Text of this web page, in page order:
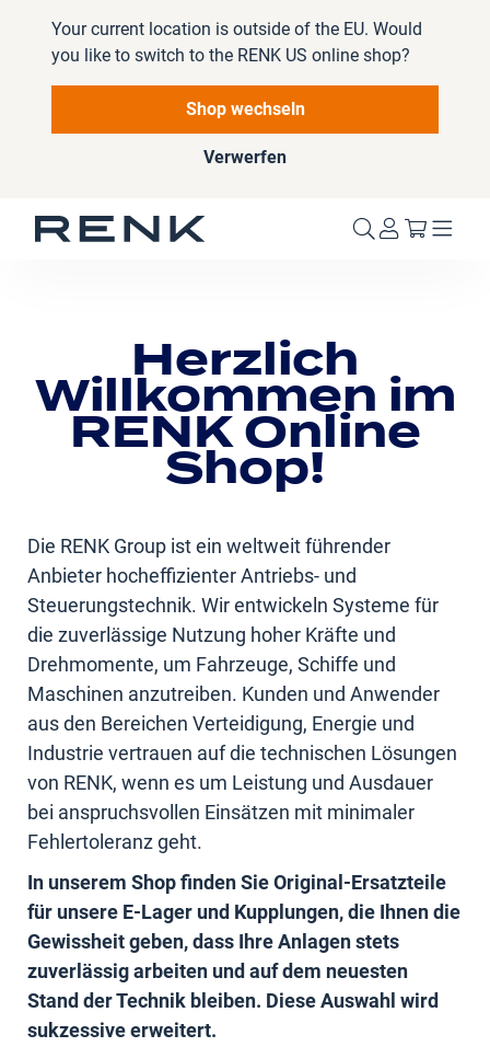
Your current location is outside of the EU. Would
you like to switch to the RENK US online shop?
Shop wechseln
Verwerfen
Mein
Herzlich
Willkommen im
RENK Online
Shop!
Die RENK Group ist ein weltweit führender
Anbieter hocheffizienter Antriebs- und
Steuerungstechnik. Wir entwickeln Systeme für
die zuverlässige Nutzung hoher Kräfte und
Drehmomente, um Fahrzeuge, Schiffe und
Maschinen anzutreiben. Kunden und Anwender
aus den Bereichen Verteidigung, Energie und
Industrie vertrauen auf die technischen Lösungen
von RENK, wenn es um Leistung und Ausdauer
bei anspruchsvollen Einsätzen mit minimaler
Fehlertoleranz geht.
In unserem Shop finden Sie Original-Ersatzteile
für unsere E-Lager und Kupplungen, die Ihnen die
Gewissheit geben, dass Ihre Anlagen stets
zuverlässig arbeiten und auf dem neuesten
Stand der Technik bleiben. Diese Auswahl wird
sukzessive erweitert.